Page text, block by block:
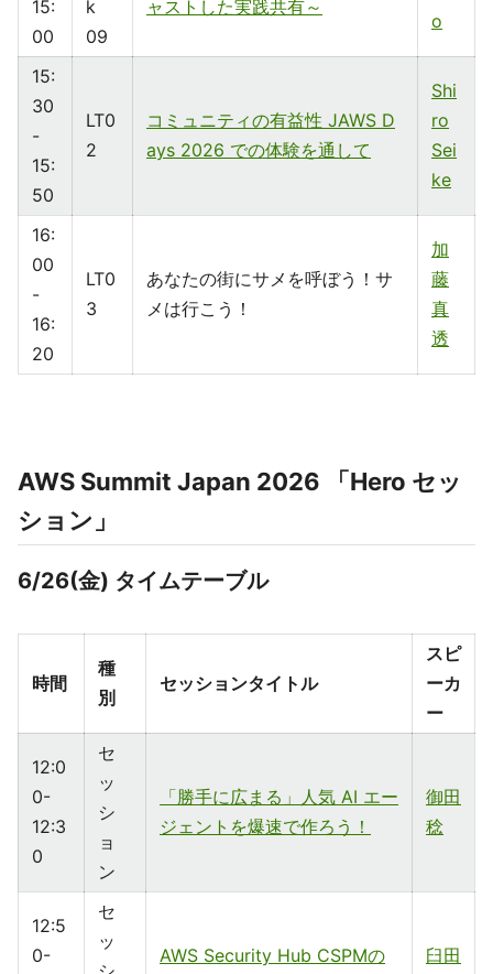
15:
00
k
09
ャストした実践共有～
o
15:
30
-
15:
50
LT0
2
コミュニティの有益性 JAWS D
ays 2026 での体験を通して
Shi
ro
Sei
ke
16:
00
-
16:
20
LT0
3
あなたの街にサメを呼ぼう！サ
メは行こう！
加
藤
真
透
AWS Summit Japan 2026 「Hero セッ
ション」
6/26(金) タイムテーブル
時間
種
別
セッションタイトル
スピ
ーカ
ー
12:0
0-
12:3
0
セ
ッ
シ
ョ
ン
「勝手に広まる」人気 AI エー
ジェントを爆速で作ろう！
御田
稔
12:5
0-
セ
ッ
AWS Security Hub CSPMの
臼田